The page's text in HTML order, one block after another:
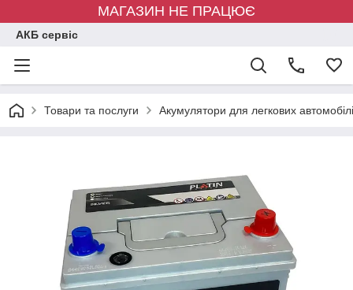
МАГАЗИН НЕ ПРАЦЮЄ
АКБ сервіс
Товари та послуги Акумулятори для легкових